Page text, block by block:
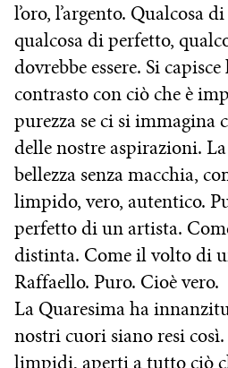
l’oro, l’argento. Qualcosa
qualcosa di perfetto,
dovrebbe essere. Si
contrasto con ciò che è
purezza se ci si immagina
delle nostre aspirazioni.
bellezza senza macchia,
limpido, vero, autentico.
perfetto di un artista.
distinta. Come il volto di
Raffaello. Puro. Cioè vero.
La Quaresima ha
nostri cuori siano resi